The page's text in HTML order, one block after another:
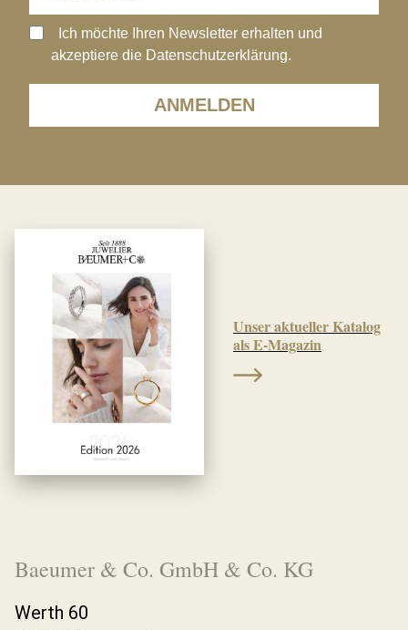
ANMELDEN
Ich möchte Ihren Newsletter erhalten und
akzeptiere die Datenschutzerklärung.
Unser aktueller Katalog
als E-Magazin
Baeumer & Co. GmbH & Co. KG
Werth 60